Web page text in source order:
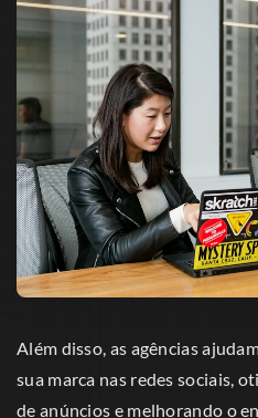
Além disso, as agências
sua marca nas redes sociais,
de anúncios e melhorando o